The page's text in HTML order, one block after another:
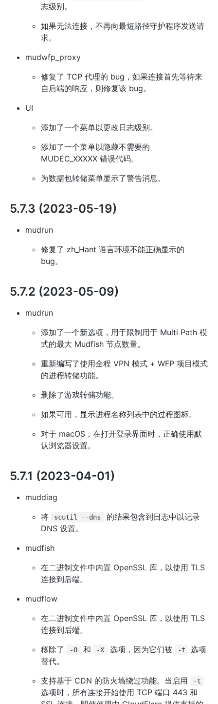
志级别。
如果无法连接，不再向最短路径守护程序发送请
求。
mudwfp_proxy
修复了 TCP 代理的 bug，如果连接首先等待来
自后端的响应，则修复该 bug。
UI
添加了一个菜单以更改日志级别。
添加了一个菜单以隐藏不需要的
MUDEC_XXXXX 错误代码。
为数据包转储菜单显示了警告消息。
5.7.3 (2023-05-19)
mudrun
修复了 zh_Hant 语言环境不能正确显示的
bug。
5.7.2 (2023-05-09)
mudrun
添加了一个新选项，用于限制用于 Multi Path 模
式的最大 Mudfish 节点数量。
重新编写了使用全程 VPN 模式 + WFP 项目模式
的进程转储功能。
删除了游戏转储功能。
如果可用，显示进程名称列表中的过程图标。
对于 macOS，在打开登录界面时，正确使用默
认浏览器设置。
5.7.1 (2023-04-01)
muddiag
将
scutil --dns
的结果包含到日志中以记录
DNS 设置。
mudfish
在二进制文件中内置 OpenSSL 库，以使用 TLS
连接到后端。
mudflow
在二进制文件中内置 OpenSSL 库，以使用 TLS
连接到后端。
移除了
-O 和 -X 选项，因为它们被 -t
选项
替代。
支持基于 CDN 的防火墙绕过功能。当启用
-t
选项时，所有连接开始使用 TCP 端口 443 和